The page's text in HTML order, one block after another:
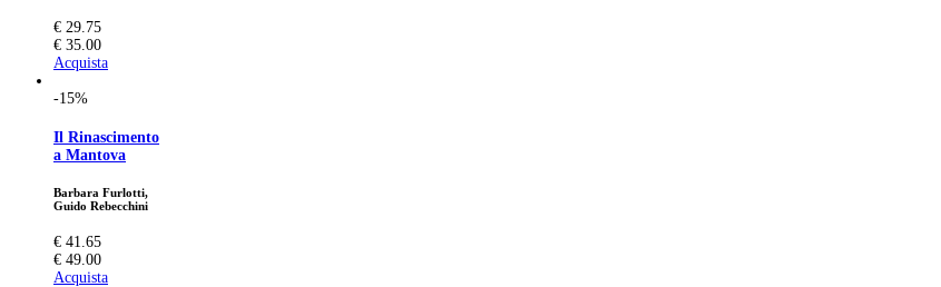
€ 29.75
€ 35.00
Acquista
-15%
Il Rinascimento
a Mantova
Barbara Furlotti,
Guido Rebecchini
€ 41.65
€ 49.00
Acquista